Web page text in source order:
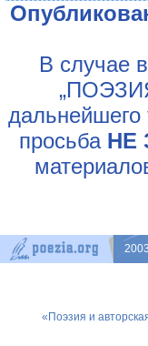
В случае
дальнейшего
просьба НЕ
«Поэзия и